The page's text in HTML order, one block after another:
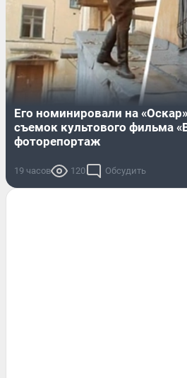
Его номинировали на
съемок культового фильма
фоторепортаж
19 часов 120 Обсудить